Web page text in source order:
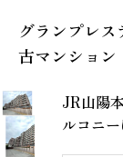
グランプレ
古マンション
JR山陽
ルコニ